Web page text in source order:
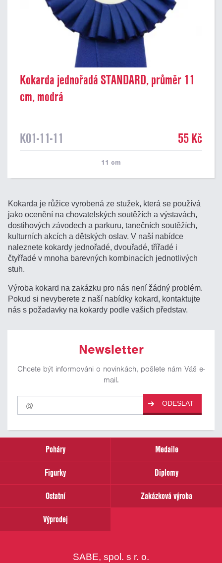
Kokarda jednořadá STANDARD, průměr 11
cm, modrá
K01-11-11 55 Kč
11 cm
Kokarda je růžice vyrobená ze stužek, která se používá
jako ocenění na chovatelských soutěžích a výstavách,
dostihových závodech a parkuru, tanečních soutěžích,
kulturních akcích a dětských oslav. V naší nabídce
naleznete kokardy jednořadé, dvouřadé, třířadé i
čtyřřadé v mnoha barevných kombinacích jednotlivých
stuh.
Výroba kokard na zakázku pro nás není žádný problém.
Pokud si nevyberete z naší nabídky kokard, kontaktujte
nás s požadavky na kokardy podle vašich představ.
Newsletter
Chcete být informováni o novinkách, pošlete nám Váš e-
mail.
Pro
odběr
našich
email
ODESLAT
Poháry
Medaile
Figurky
Diplomy
Ostatní
Zakázková výroba
Výprodej
SABE, spol. s r. o.